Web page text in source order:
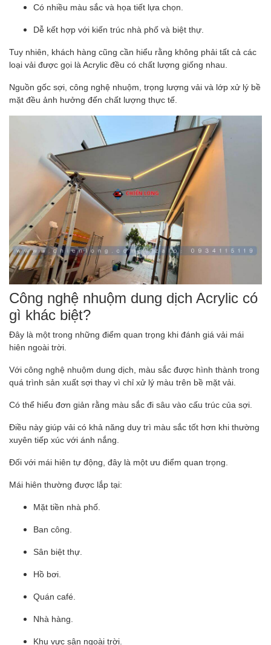
Có nhiều màu sắc và họa tiết lựa chọn.
Dễ kết hợp với kiến trúc nhà phố và biệt thự.
Tuy nhiên, khách hàng cũng cần hiểu rằng không phải tất cả các
loại vải được gọi là Acrylic đều có chất lượng giống nhau.
Nguồn gốc sợi, công nghệ nhuộm, trọng lượng vải và lớp xử lý bề
mặt đều ảnh hưởng đến chất lượng thực tế.
Công nghệ nhuộm dung dịch Acrylic có
gì khác biệt?
Đây là một trong những điểm quan trọng khi đánh giá vải mái
hiên ngoài trời.
Với công nghệ nhuộm dung dịch, màu sắc được hình thành trong
quá trình sản xuất sợi thay vì chỉ xử lý màu trên bề mặt vải.
Có thể hiểu đơn giản rằng màu sắc đi sâu vào cấu trúc của sợi.
Điều này giúp vải có khả năng duy trì màu sắc tốt hơn khi thường
xuyên tiếp xúc với ánh nắng.
Đối với mái hiên tự động, đây là một ưu điểm quan trọng.
Mái hiên thường được lắp tại:
Mặt tiền nhà phố.
Ban công.
Sân biệt thự.
Hồ bơi.
Quán café.
Nhà hàng.
Khu vực sân ngoài trời.